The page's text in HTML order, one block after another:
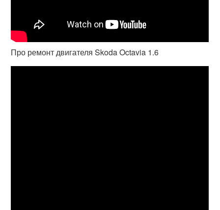
Про ремонт двигателя Skoda Octavia 1.6